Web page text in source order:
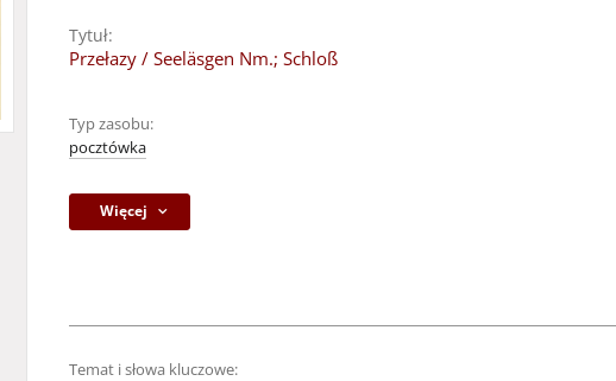
Tytuł:
Przełazy / Seeläsgen Nm.; Schloß
Typ zasobu:
pocztówka
Więcej
Temat i słowa kluczowe: